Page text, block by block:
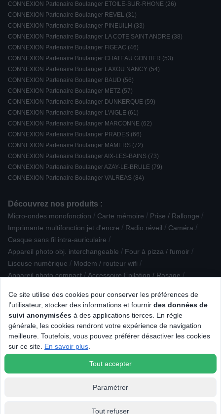
Ce site utilise des cookies pour conserver les préférences de
l’utilisateur, stocker des informations et fournir des données de
suivi anonymisées à des applications tierces. En règle
générale, les cookies rendront votre expérience de navigation
meilleure. Toutefois, vous pouvez préférer désactiver les cookies
sur ce site. En savoir plus
Tout accepter
Paramétrer
Tout refuser
CONNEXION Partenaire Boulanger ETOILE-SUR-RHONE (26)
CONNEXION Partenaire Boulanger REVEL (31)
CONNEXION Partenaire Boulanger PINEUILH (33)
CONNEXION Partenaire Boulanger LA COTE SAINT ANDRE (38)
CONNEXION Partenaire Boulanger FIGEAC (46)
CONNEXION Partenaire Boulanger CHATEAU GONTIER (53)
CONNEXION Partenaire Boulanger LAXOU NANCY (54)
CONNEXION Partenaire Boulanger BAUD (56)
CONNEXION Partenaire Boulanger METZ (57)
CONNEXION Partenaire Boulanger DUNKERQUE (59)
CONNEXION Partenaire Boulanger L'AIGLE (61)
CONNEXION Partenaire Boulanger MARCONNE (62)
CONNEXION Partenaire Boulanger PRADES (66)
CONNEXION Partenaire Boulanger MAMERS (72)
CONNEXION Partenaire Boulanger AIX-LES-BAINS (73)
CONNEXION Partenaire Boulanger AZAY-LE-BRULE (79)
CONNEXION Partenaire Boulanger VALREAS (84)
Découvrez nos produits :
Micro-ondes monofonction / Carte mémoire / Prise / Rallonge /
Imprimante multifonction jet d'encre / Radio réveil / Caméra /
Casque sans fil intra-auriculaire /
Appareil photo obj. interchangeable / Four à pizza / fumoir /
Liseuse numérique / Modem / routeur wifi /
Appareil photo compact / Accessoire Epilation / Rasage /
Cuisinière vitrocéramique/électrique / Multiprise parafoudre /
Plaque de cuisson aspirante
Barbecue à charbon de bois Smartphone reconditionné
Manette-Volant-Joystick / Glacière / Enceinte centrale /
Câble analogique / Casque de réalité virtuelle
© 2026 Tous droits réservés Connexion.fr